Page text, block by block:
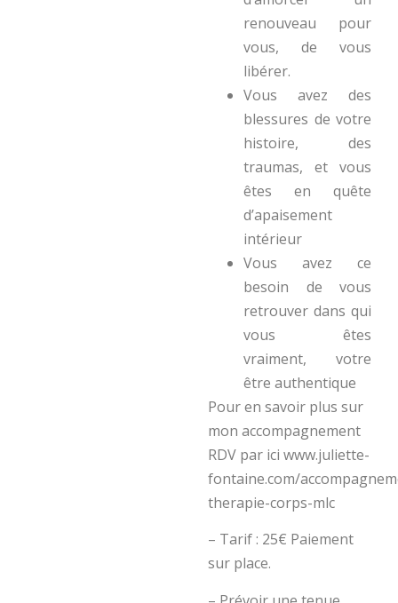
renouveau pour
vous, de vous
libérer.
Vous avez des
blessures de votre
histoire, des
traumas, et vous
êtes en quête
d’apaisement
intérieur
Vous avez ce
besoin de vous
retrouver dans qui
vous êtes
vraiment, votre
être authentique
Pour en savoir plus sur
mon accompagnement
RDV par ici www.juliette-
fontaine.com/
therapie-corps-mlc
– Tarif : 25€ Paiement
sur place.